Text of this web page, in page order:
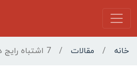
خانه / مقالات /